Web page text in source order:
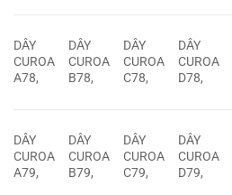
DÂY
CUROA
A78,
DÂY
CUROA
B78,
DÂY
CUROA
C78,
DÂY
CUROA
D78,
DÂY
CUROA
A79,
DÂY
CUROA
B79,
DÂY
CUROA
C79,
DÂY
CUROA
D79,